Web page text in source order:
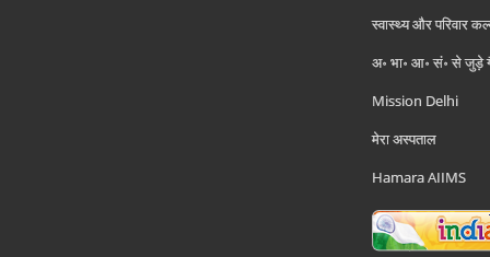
स्वास्थ्य और परिवार
अ॰ भा॰ आ॰ सं॰ से जुड़े
Mission Delhi
मेरा अस्पताल
Hamara AIIMS